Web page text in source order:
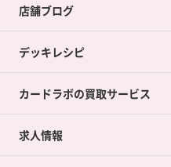
店舗ブログ
デッキレシピ
カードラボの買取サービス
カードラボの買取サービスTOP
求人情報